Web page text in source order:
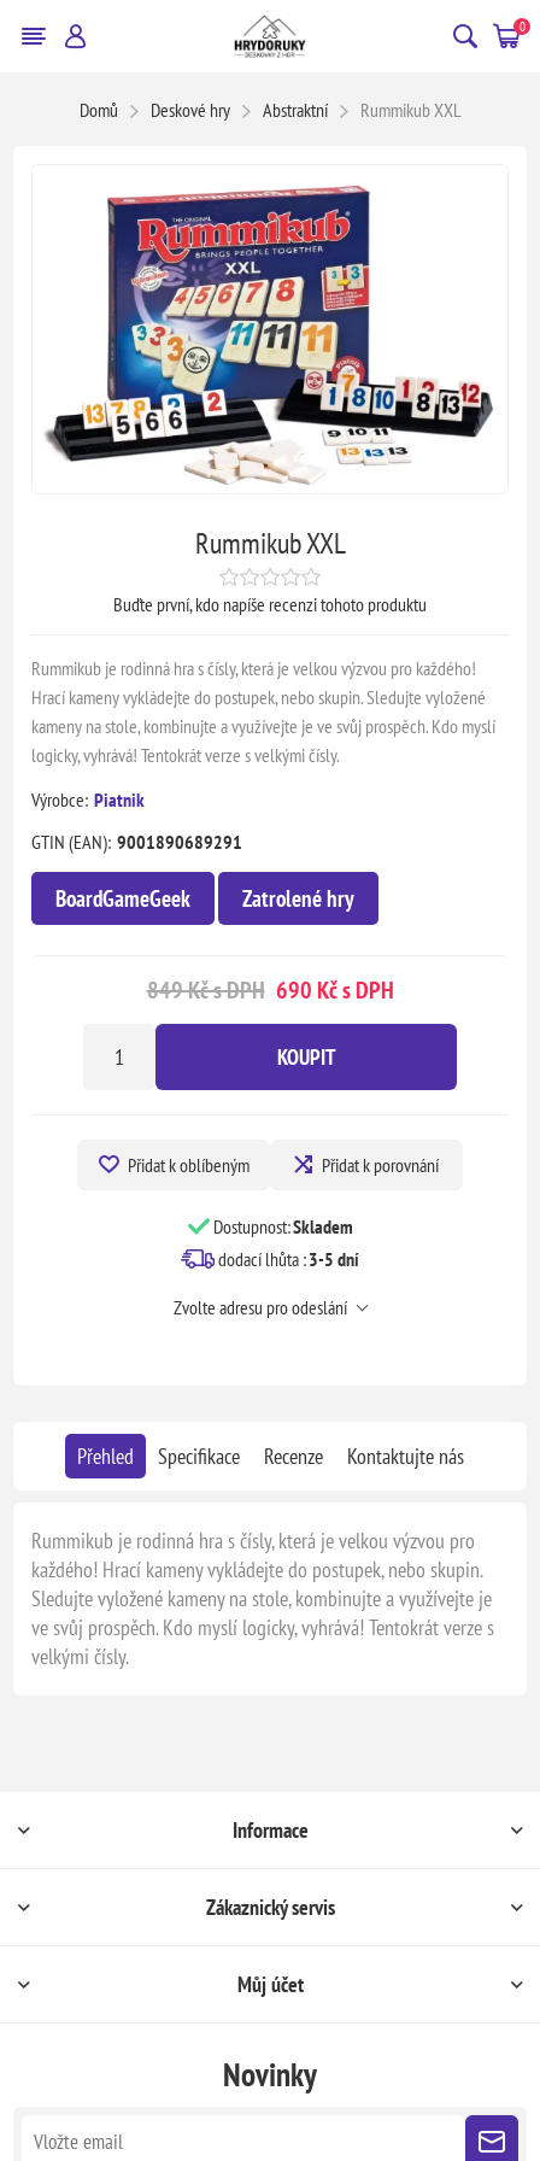
0
Domů Deskové hry Abstraktní Rummikub XXL
Rummikub XXL
Buďte první, kdo napíše recenzi tohoto produktu
Rummikub je rodinná hra s čísly, která je velkou výzvou pro každého!
Hrací kameny vykládejte do postupek, nebo skupin. Sledujte vyložené
kameny na stole, kombinujte a využívejte je ve svůj prospěch. Kdo myslí
logicky, vyhrává! Tentokrát verze s velkými čísly.
Výrobce: Piatnik
GTIN (EAN): 9001890689291
BoardGameGeek Zatrolené hry
849 Kč s DPH 690 Kč s DPH
KOUPIT
Přidat k oblíbeným Přidat k porovnání
Dostupnost:Skladem
dodací lhůta :3-5 dní
Zvolte adresu pro odeslání
Přehled Specifikace Recenze Kontaktujte nás
Rummikub je rodinná hra s čísly, která je velkou výzvou pro
každého! Hrací kameny vykládejte do postupek, nebo skupin.
Sledujte vyložené kameny na stole, kombinujte a využívejte je
ve svůj prospěch. Kdo myslí logicky, vyhrává! Tentokrát verze s
velkými čísly.
Informace
Zákaznický servis
Můj účet
Novinky